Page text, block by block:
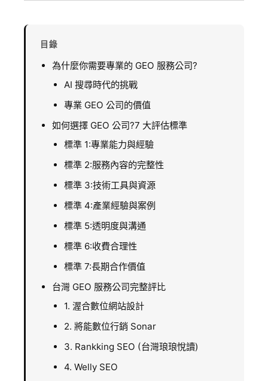
目錄
為什麼你需要專業的 GEO 服務公司?
AI 搜尋時代的挑戰
專業 GEO 公司的價值
如何選擇 GEO 公司?7 大評估標準
標準 1:專業能力與經驗
標準 2:服務內容的完整性
標準 3:技術工具與資源
標準 4:產業經驗與案例
標準 5:透明度與溝通
標準 6:收費合理性
標準 7:長期合作價值
台灣 GEO 服務公司完整評比
1. 渥合數位網站設計
2. 將能數位行銷 Sonar
3. Rankking SEO (台灣琅琅悅讀)
4. Welly SEO